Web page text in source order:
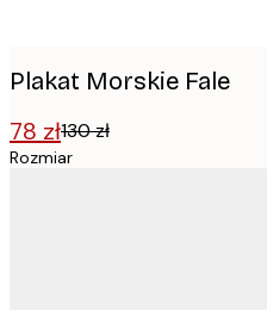
Plakat Morskie Fale
78 zł130 zł
Rozmiar